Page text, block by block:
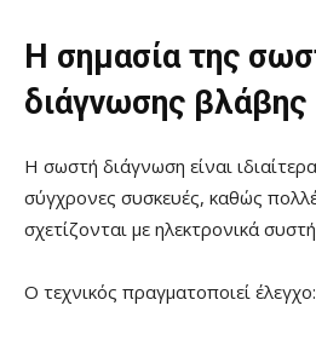
Η σημασία της
διάγνωσης βλάβης
Η σωστή διάγνωση είναι
σύγχρονες συσκευές, καθώς
σχετίζονται με ηλεκτρονικά
Ο τεχνικός πραγματοποιεί έλεγχο: